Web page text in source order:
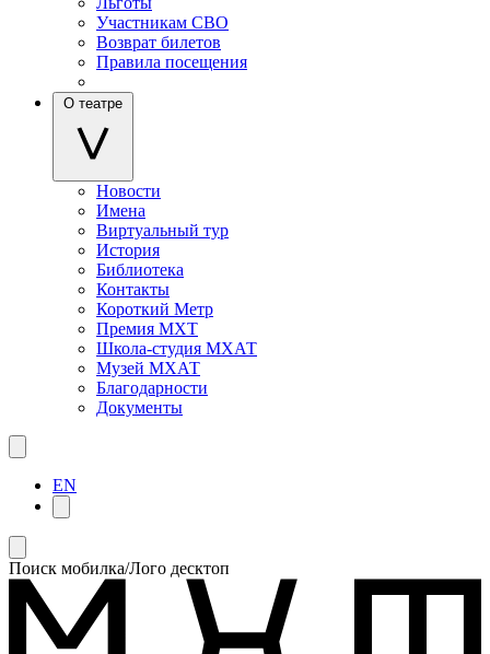
Участникам СВО
Возврат билетов
Правила посещения
О театре
Новости
Имена
Виртуальный тур
История
Библиотека
Контакты
Короткий Метр
Премия МХТ
Школа-студия МХАТ
Музей МХАТ
Благодарности
Документы
EN
Поиск мобилка/Лого десктоп